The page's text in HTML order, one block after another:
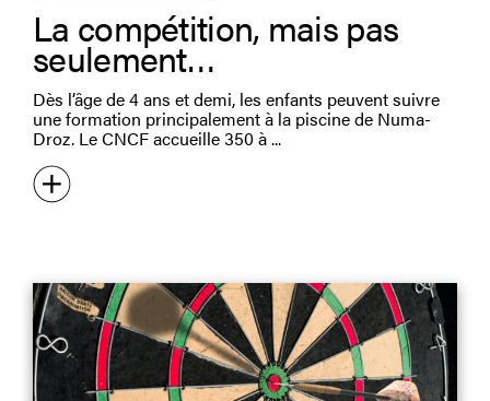
La compétition, mais pas
seulement…
Dès l’âge de 4 ans et demi, les enfants peuvent suivre
une formation principalement à la piscine de Numa-
Droz. Le CNCF accueille 350 à